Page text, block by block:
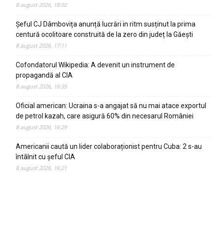
8 august 2026, 18:02
Șeful CJ Dâmbovița anunță lucrări in ritm susținut la prima
centură ocolitoare construită de la zero din județ la Găești
8 august 2026, 17:11
Cofondatorul Wikipedia: A devenit un instrument de
propagandă al CIA
8 august 2026, 16:35
Oficial american: Ucraina s-a angajat să nu mai atace exportul
de petrol kazah, care asigură 60% din necesarul României
8 august 2026, 16:29
Americanii caută un lider colaboraționist pentru Cuba: 2 s-au
întâlnit cu șeful CIA
8 august 2026, 16:21